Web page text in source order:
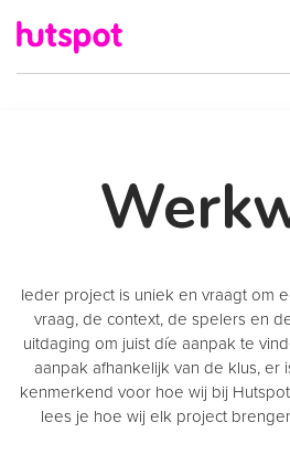
Ieder project is uniek en vraagt om
vraag, de context, de spelers en
uitdaging om juist díe aanpak te
aanpak afhankelijk van de klus, er
kenmerkend voor hoe wij bij
lees je hoe wij elk project